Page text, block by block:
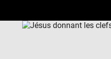
Download
Next
Previous